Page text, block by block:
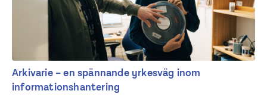
Arkivarie – en spännande yrkesväg inom
informationshantering